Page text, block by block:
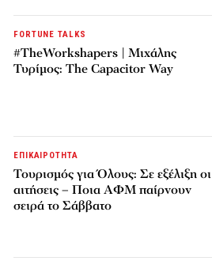
FORTUNE TALKS
#TheWorkshapers | Μιχάλης
Τυρίμος: The Capacitor Way
ΕΠΙΚΑΙΡΟΤΗΤΑ
Τουρισμός για Όλους: Σε εξέλιξη οι
αιτήσεις – Ποια ΑΦΜ παίρνουν
σειρά το Σάββατο